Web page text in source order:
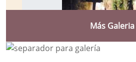
Más Galeria